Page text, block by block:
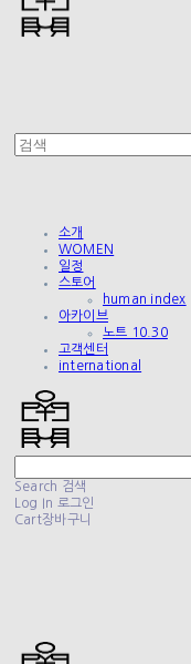
소개
WOMEN
일정
스토어
human index
아카이브
노트 10.30
고객센터
international
Search 검색
Log In 로그인
Cart장바구니